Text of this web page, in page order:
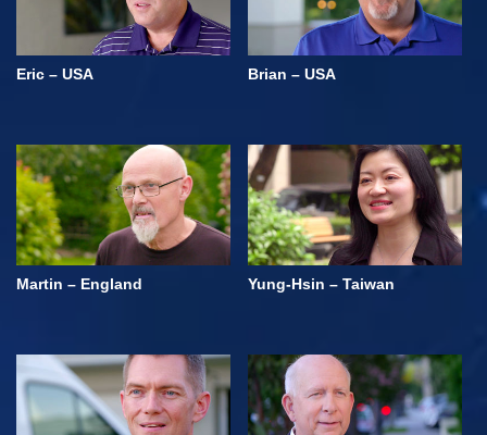
Eric – USA Brian – USA
Martin – England Yung-Hsin – Taiwan